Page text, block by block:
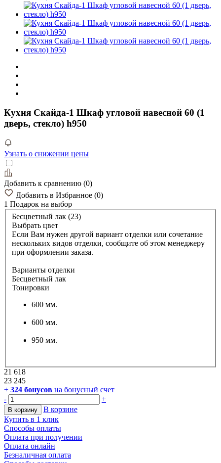
Кухня Скайда-1 Шкаф угловой навесной 60 (1
дверь, стекло) h950
Узнать о снижении цены
Добавить к сравнению (0)
Добавить в Избранное (0)
1 Подарок на выбор
Бесцветный лак (23)
Выбрать цвет
Если Вам нужен другой вариант отделки или сочетание
нескольких видов отделки, сообщите об этом менеджеру
при оформлении заказа.
Варианты отделки
Бесцветный лак
Тонировки
600 мм.
600 мм.
950 мм.
21 618
23 245
+ 324 бонусов на бонусный счет
-
+
В корзину
В корзине
Купить в 1 клик
Способы оплаты
Оплата при получении
Оплата онлайн
Безналичная оплата